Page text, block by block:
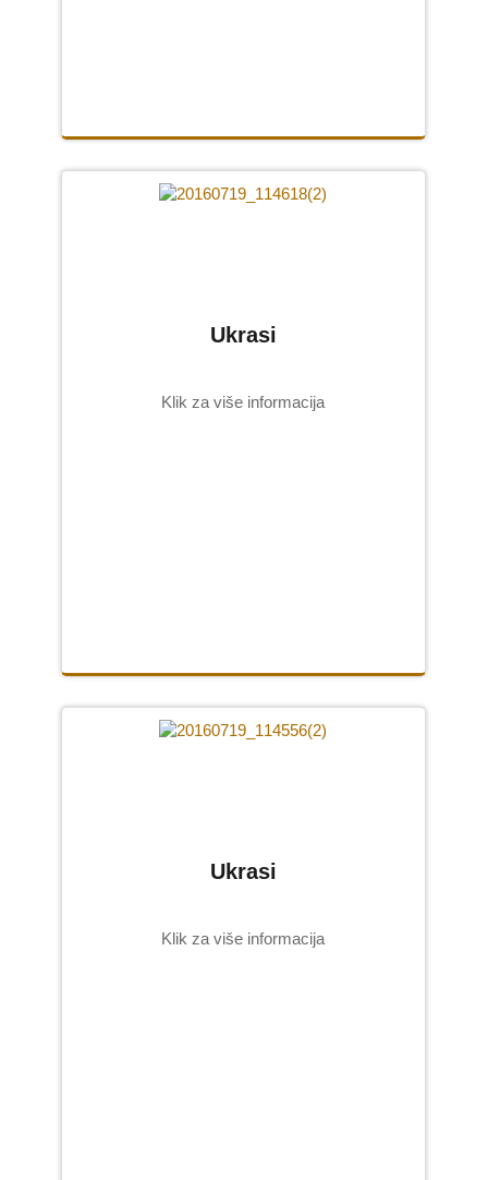
Ukrasi
Klik za više informacija
Ukrasi
Klik za više informacija